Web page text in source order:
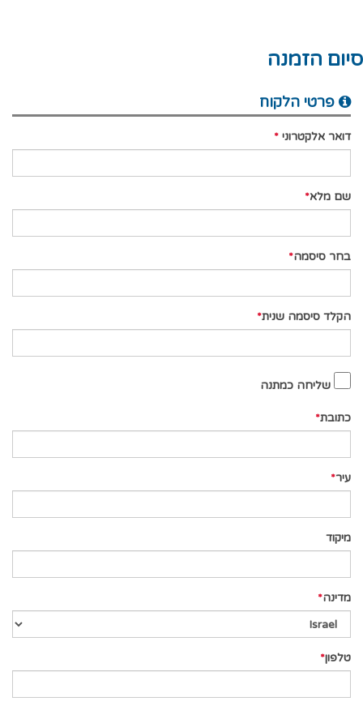
סיום הזמנה
פרטי הלקוח
דואר אלקטרוני
שם מלא
בחר סיסמה
הקלד סיסמה שנית
שליחה כמתנה
כתובת
עיר
מיקוד
מדינה
טלפון